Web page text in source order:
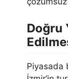
Doğru
Piyasada